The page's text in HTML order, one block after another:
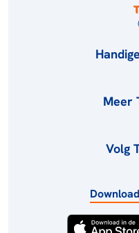
Meer
Volg